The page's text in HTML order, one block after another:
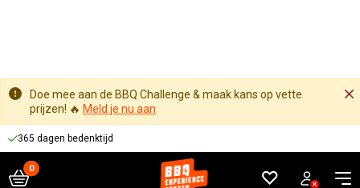
Zoeken
naar: